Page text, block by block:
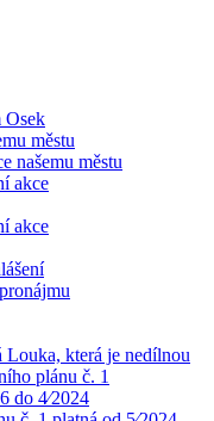
Osek
městu
našemu městu
akce
akce
která je nedílnou
plánu č. 1
do 4⁄2024